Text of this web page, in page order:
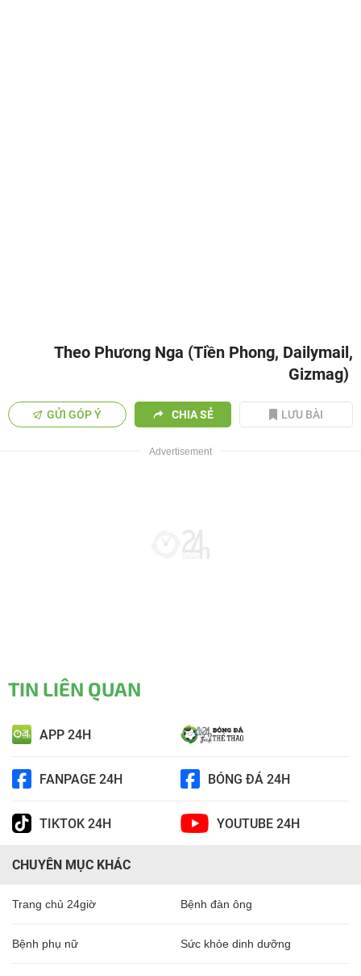
Theo Phương Nga (Tiền Phong, Dailymail,
Gizmag)
GỬI GÓP Ý CHIA SẺ LƯU BÀI
TIN LIÊN QUAN
APP 24H
FANPAGE 24H BÓNG ĐÁ 24H
TIKTOK 24H YOUTUBE 24H
CHUYÊN MỤC KHÁC
Trang chủ 24giờ Bệnh đàn ông
Bệnh phụ nữ Sức khỏe dinh dưỡng